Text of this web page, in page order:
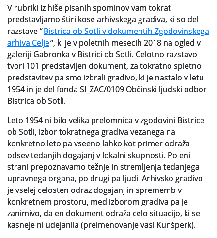
Zakonodaja
Za uporabnike
Vloga za upravne namene
Vloga za čitalnico
Vodnik po fondih in zbirkah
Za ustvarjalce
Strokovna usposabljanja za uslužbence
Gradivo
Register ustvarjalcev
Arhivske škatle
V rubriki Iz hiše pisanih spominov vam tokrat
predstavljamo štiri kose arhivskega gradiva, ki so del
razstave “Bistrica ob Sotli v dokumentih Zgodovinskega
arhiva Celje“, ki je v poletnih mesecih 2018 na ogled v
galeriji Gabronka v Bistrici ob Sotli. Celotno razstavo
tvori 101 predstavljen dokument, za tokratno spletno
predstavitev pa smo izbrali gradivo, ki je nastalo v letu
1954 in je del fonda SI_ZAC/0109 Občinski ljudski odbor
Bistrica ob Sotli.
Leto 1954 ni bilo velika prelomnica v zgodovini Bistrice
ob Sotli, izbor tokratnega gradiva vezanega na
konkretno leto pa vseeno lahko kot primer odraža
odsev tedanjih dogajanj v lokalni skupnosti. Po eni
strani prepoznavamo težnje in stremljenja tedanjega
upravnega organa, po drugi pa ljudi. Arhivsko gradivo
je vselej celosten odraz dogajanj in sprememb v
konkretnem prostoru, med izborom gradiva pa je
zanimivo, da en dokument odraža celo situacijo, ki se
kasneje ni udejanila (preimenovanje vasi Kunšperk).